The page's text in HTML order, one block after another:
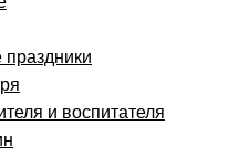
и воспитателя